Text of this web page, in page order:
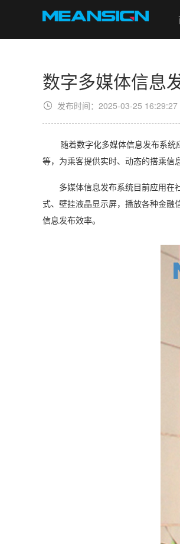
数字多媒体信息
发布时间：2025-03-25 16:29:27
随着数字化多媒体信息发布系统应
等，为乘客提供实时、动态的搭乘信
多媒体信息发布系统目前应用在
式、壁挂液晶显示屏，播放各种金融
信息发布效率。